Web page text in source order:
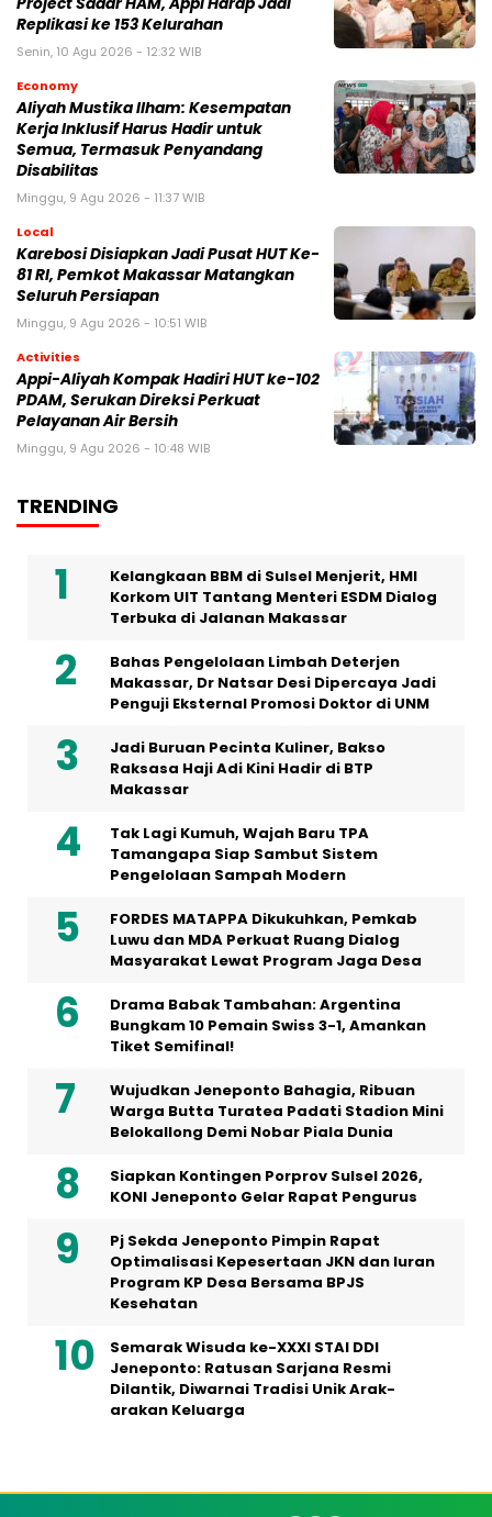
Replikasi ke 153 Kelurahan
Senin, 10 Agu 2026 - 12:32 WIB
Economy
Aliyah Mustika Ilham: Kesempatan
Kerja Inklusif Harus Hadir untuk
Semua, Termasuk Penyandang
Disabilitas
Minggu, 9 Agu 2026 - 11:37 WIB
Local
Karebosi Disiapkan Jadi Pusat HUT Ke-
81 RI, Pemkot Makassar Matangkan
Seluruh Persiapan
Minggu, 9 Agu 2026 - 10:51 WIB
Activities
Appi-Aliyah Kompak Hadiri HUT ke-102
PDAM, Serukan Direksi Perkuat
Pelayanan Air Bersih
Minggu, 9 Agu 2026 - 10:48 WIB
TRENDING
Kelangkaan BBM di Sulsel Menjerit, HMI
Korkom UIT Tantang Menteri ESDM Dialog
Terbuka di Jalanan Makassar
Bahas Pengelolaan Limbah Deterjen
Makassar, Dr Natsar Desi Dipercaya Jadi
Penguji Eksternal Promosi Doktor di UNM
Jadi Buruan Pecinta Kuliner, Bakso
Raksasa Haji Adi Kini Hadir di BTP
Makassar
Tak Lagi Kumuh, Wajah Baru TPA
Tamangapa Siap Sambut Sistem
Pengelolaan Sampah Modern
FORDES MATAPPA Dikukuhkan, Pemkab
Luwu dan MDA Perkuat Ruang Dialog
Masyarakat Lewat Program Jaga Desa
Drama Babak Tambahan: Argentina
Bungkam 10 Pemain Swiss 3-1, Amankan
Tiket Semifinal!
Wujudkan Jeneponto Bahagia, Ribuan
Warga Butta Turatea Padati Stadion Mini
Belokallong Demi Nobar Piala Dunia
Siapkan Kontingen Porprov Sulsel 2026,
KONI Jeneponto Gelar Rapat Pengurus
Pj Sekda Jeneponto Pimpin Rapat
Optimalisasi Kepesertaan JKN dan Iuran
Program KP Desa Bersama BPJS
Kesehatan
Semarak Wisuda ke-XXXI STAI DDI
Jeneponto: Ratusan Sarjana Resmi
Dilantik, Diwarnai Tradisi Unik Arak-
arakan Keluarga